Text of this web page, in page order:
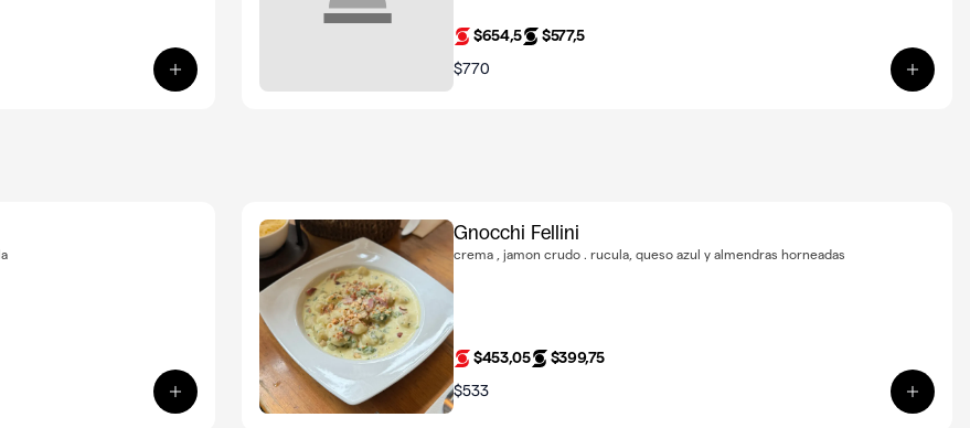
Ver producto: Milanesa de Vitello con Vermicceli Carusso
$654,5 $577,5
$770
Ver
Ver producto: Gnocchi alla Caruso
Gnocchi Fellini
crema , jamon crudo . rucula, queso azul y almendras horneadas
$453,05 $399,75
$533
Ver